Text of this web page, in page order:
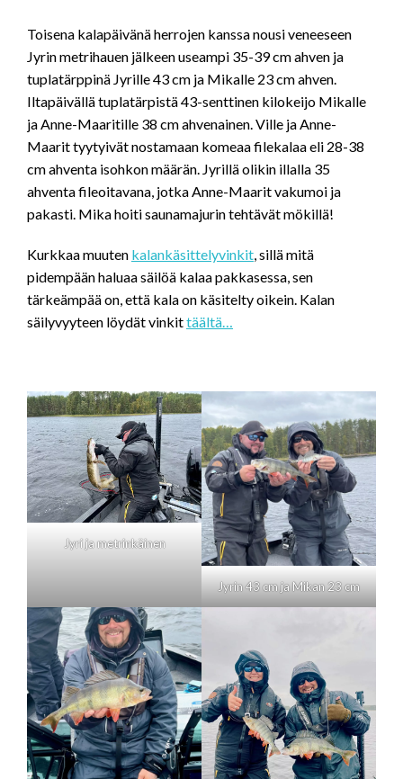
Toisena kalapäivänä herrojen kanssa nousi veneeseen
Jyrin metrihauen jälkeen useampi 35-39 cm ahven ja
tuplatärppinä Jyrille 43 cm ja Mikalle 23 cm ahven.
Iltapäivällä tuplatärpistä 43-senttinen kilokeijo Mikalle
ja Anne-Maaritille 38 cm ahvenainen. Ville ja Anne-
Maarit tyytyivät nostamaan komeaa filekalaa eli 28-38
cm ahventa isohkon määrän. Jyrillä olikin illalla 35
ahventa fileoitavana, jotka Anne-Maarit vakumoi ja
pakasti. Mika hoiti saunamajurin tehtävät mökillä!
Kurkkaa muuten kalankäsittelyvinkit, sillä mitä
pidempään haluaa säilöä kalaa pakkasessa, sen
tärkeämpää on, että kala on käsitelty oikein. Kalan
säilyvyyteen löydät vinkittäältä…
Jyri ja metrinkäinen
Jyrin 43 cm ja Mikan 23 cm